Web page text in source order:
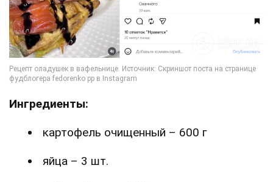
Ингредиенты:
картофель очищенный – 600 г
яйца – 3 шт.